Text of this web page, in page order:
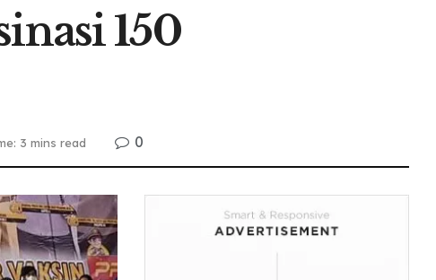
150
3 mins read 0